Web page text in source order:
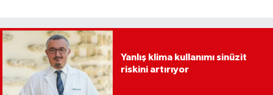
Yanlış klima kullanımı sinüzit
riskini artırıyor